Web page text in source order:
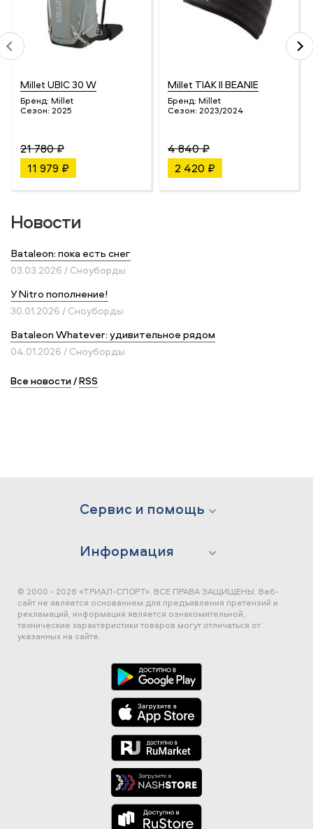
Millet UBIC 30 W
Бренд: Millet
Сезон: 2025
21 780 ₽
11 979 ₽
Millet TIAK II BEANIE
Бренд: Millet
Сезон: 2023/2024
4 840 ₽
2 420 ₽
Новости
Bataleon: пока есть снег
03.03.2026 / Сноуборды
У Nitro пополнение!
30.01.2026 / Сноуборды
Bataleon Whatever: удивительное рядом
04.01.2026 / Сноуборды
Все новости/RSS
Сервис и помощь
Информация
© 2000 - 2026 «ТРИАЛ-СПОРТ». ВСЕ ПРАВА ЗАЩИЩЕНЫ. Веб-
сайт не является основанием для предъявления претензий и
рекламаций, информация является ознакомительной,
технические характеристики товаров могут отличаться от
указанных на сайте.